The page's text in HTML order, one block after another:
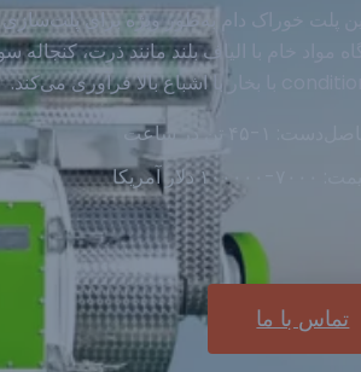
پلت خوراک دام به‌طور ویژه برای
مواد خام با الیاف بلند مانند ذرت،
تماس با ما